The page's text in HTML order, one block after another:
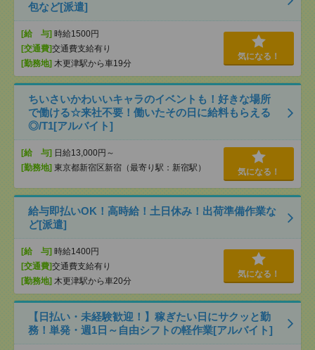
包など[派遣]
[給 与] 時給1500円
[交通費]交通費支給有り
[勤務地] 木更津駅から車19分
気になる！
ちいさいかわいいキャラのイベントも！好きな場所
で働ける☆来社不要！働いたその日に給料もらえる
◎/T1[アルバイト]
[給 与] 日給13,000円～
[勤務地] 東京都新宿区新宿（最寄り駅：新宿駅） 気になる！
給与即払いOK！高時給！土日休み！出荷準備作業な
ど[派遣]
[給 与] 時給1400円
[交通費]交通費支給有り
[勤務地] 木更津駅から車20分
気になる！
【日払い・未経験歓迎！】稼ぎたい日にサクッと勤
務！単発・週1日～自由シフトの軽作業[アルバイト]